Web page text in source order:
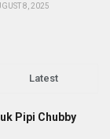
8, 2025
Latest
Pipi Chubby